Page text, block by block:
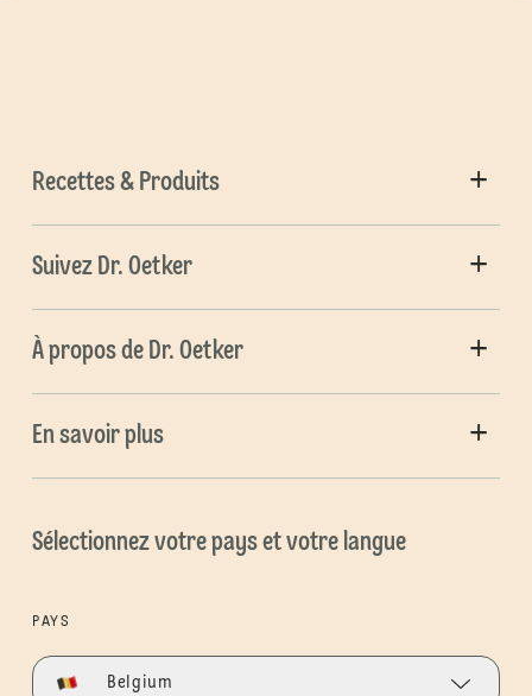
Recettes & Produits
Suivez Dr. Oetker
À propos de Dr. Oetker
En savoir plus
Sélectionnez votre pays et votre langue
PAYS
Belgium